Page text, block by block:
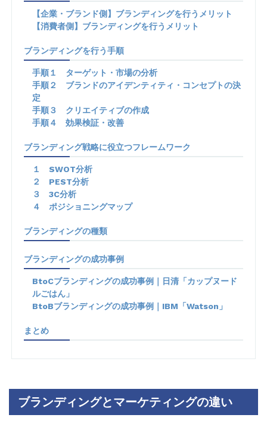
【企業・ブランド側】ブランディングを行うメリット
【消費者側】ブランディングを行うメリット
ブランディングを行う手順
手順１ ターゲット・市場の分析
手順２ ブランドのアイデンティティ・コンセプトの決
定
手順３ クリエイティブの作成
手順４ 効果検証・改善
ブランディング戦略に役立つフレームワーク
１ SWOT分析
２ PEST分析
３ 3C分析
４ ポジショニングマップ
ブランディングの種類
ブランディングの成功事例
BtoCブランディングの成功事例｜日清「カップヌード
ルごはん」
BtoBブランディングの成功事例｜IBM「Watson」
まとめ
ブランディングとマーケティングの違い